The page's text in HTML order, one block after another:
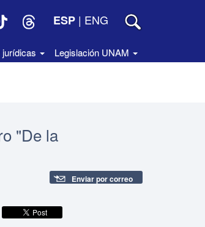
ESP | ENG
jurídicas Legislación UNAM
"De la
Enviar por correo